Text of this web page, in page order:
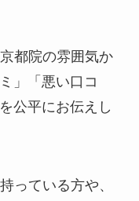
都院の雰囲気か
」「悪い口コ
公平にお伝えし
っている方や、